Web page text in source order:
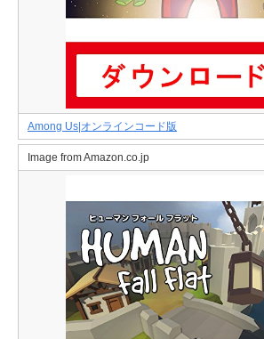
Among Us|オンラインコード版
Image from Amazon.co.jp